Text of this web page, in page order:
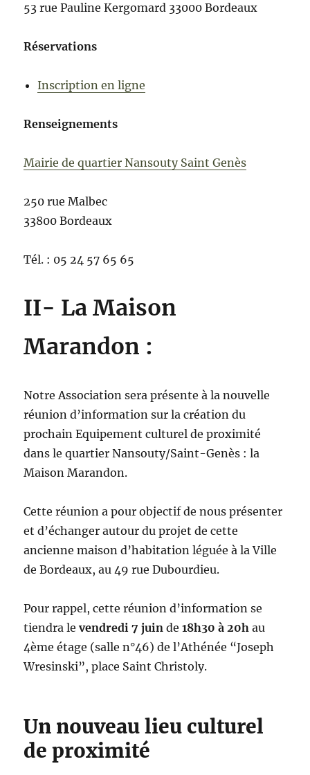
53 rue Pauline Kergomard 33000 Bordeaux
Réservations
Inscription en ligne
Renseignements
Mairie de quartier Nansouty Saint Genès
250 rue Malbec
33800 Bordeaux
Tél. : 05 24 57 65 65
II- La Maison
Marandon :
Notre Association sera présente à la nouvelle
réunion d’information sur la création du
prochain Equipement culturel de proximité
dans le quartier Nansouty/Saint-Genès : la
Maison Marandon.
Cette réunion a pour objectif de nous présenter
et d’échanger autour du projet de cette
ancienne maison d’habitation léguée à la Ville
de Bordeaux, au 49 rue Dubourdieu.
Pour rappel, cette réunion d’information se
tiendra levendredi 7 juin de 18h30 à 20h au
4ème étage (salle n°46) de l’Athénée “Joseph
Wresinski”, place Saint Christoly.
Un nouveau lieu culturel
de proximité